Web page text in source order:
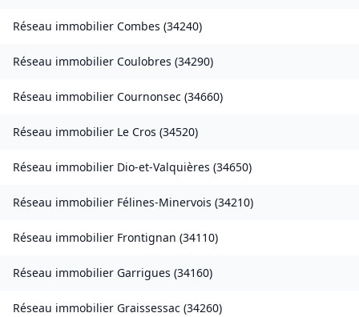
Réseau immobilier Combes (34240)
Réseau immobilier Coulobres (34290)
Réseau immobilier Cournonsec (34660)
Réseau immobilier Le Cros (34520)
Réseau immobilier Dio-et-Valquières (34650)
Réseau immobilier Félines-Minervois (34210)
Réseau immobilier Frontignan (34110)
Réseau immobilier Garrigues (34160)
Réseau immobilier Graissessac (34260)